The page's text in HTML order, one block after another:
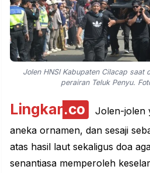
Jolen HNSI Kabupaten Cilacap saat
perairan Teluk Penyu.
Lingkar.co
Jolen-jolen
aneka ornamen, dan sesaji
atas hasil laut sekaligus doa
senantiasa memperoleh